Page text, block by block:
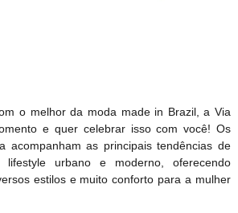
o melhor da moda made in Brazil, a Via
e quer celebrar isso com você! Os
acompanham as principais tendências de
urbano e moderno, oferecendo
estilos e muito conforto para a mulher